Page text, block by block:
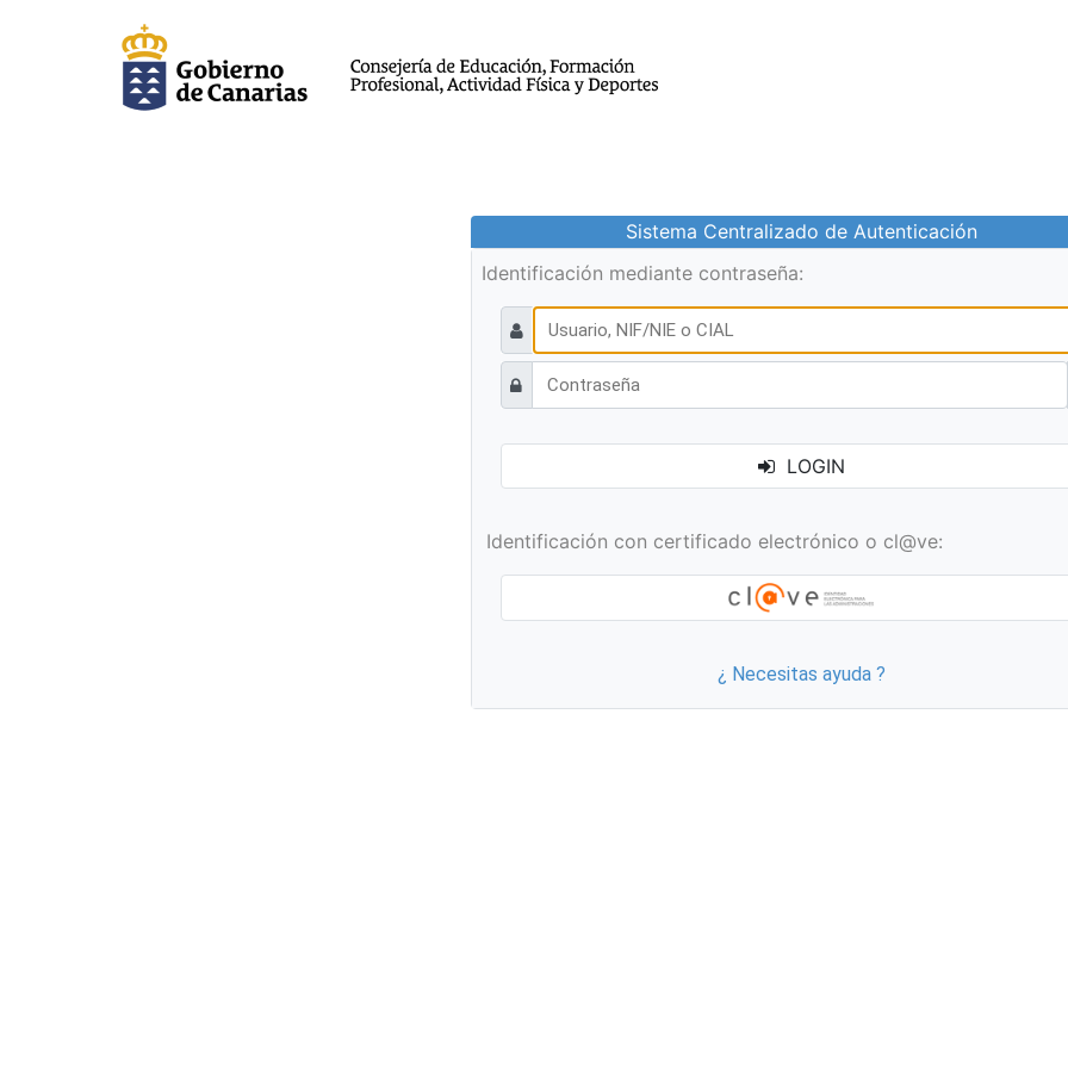
Sistema Centralizado de Autenticación
Identificación mediante contraseña:
LOGIN
Identificación con certificado electrónico o cl@ve:
¿ Necesitas ayuda ?